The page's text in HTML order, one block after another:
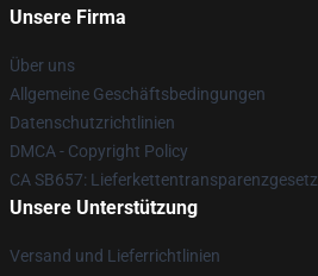
Unsere Firma
Über uns
Allgemeine Geschäftsbedingungen
Datenschutzrichtlinien
DMCA - Copyright Policy
CA SB657: Lieferkettentransparenzgesetz
Unsere Unterstützung
Versand und Lieferrichtlinien